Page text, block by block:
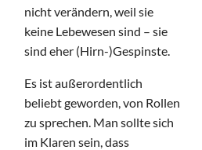
nicht verändern, weil sie
keine Lebewesen sind – sie
sind eher (Hirn-)Gespinste.
Es ist außerordentlich
beliebt geworden, von Rollen
zu sprechen. Man sollte sich
im Klaren sein, dass